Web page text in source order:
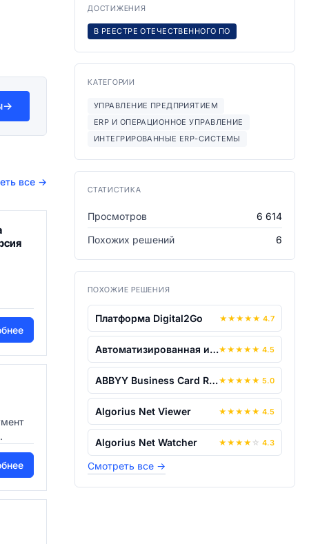
→
все →
ДОСТИЖЕНИЯ
В РЕЕСТРЕ ОТЕЧЕСТВЕННОГО ПО
КАТЕГОРИИ
УПРАВЛЕНИЕ ПРЕДПРИЯТИЕМ
ERP И ОПЕРАЦИОННОЕ УПРАВЛЕНИЕ
ИНТЕГРИРОВАННЫЕ ERP-СИСТЕМЫ
СТАТИСТИКА
Просмотров
6 614
Похожих решений
6
ПОХОЖИЕ РЕШЕНИЯ
Платформа Digital2Go ★ ★ ★ ★ ★ 4.7
Автоматизированная информационная сист...★ ★ ★ ★ ★ 4.5
ABBYY Business Card Reader★ ★ ★ ★ ★ 5.0
Algorius Net Viewer ★ ★ ★ ★ ★ 4.5
Algorius Net Watcher ★ ★ ★ ★ ☆ 4.3
Смотреть все →